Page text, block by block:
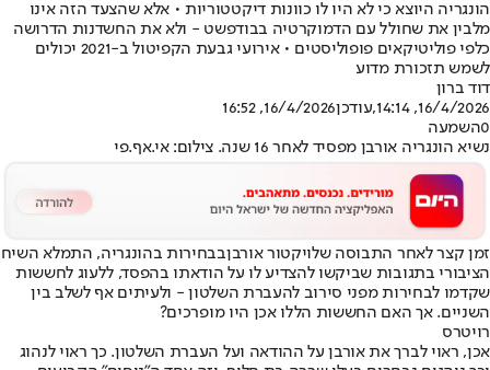
הונגריה היוצא כי לא היו לו כוונות דיקטטוריות • אלא שהצעד הזה אינו
מלבין את שחולל עם הדמוקרטיה בבודפשט - ולא את החשדנות הדרושה
כלפי פוליטיקאים פופוליסטים • אירועי גבעת הקפיטול ב-2021 יכולים
לשמש תזכורת מדוע
דוד ברון
16/4/2026, 14:14
,עודכן16/4/2026, 16:52
0השמעה
נשיא הונגריה אורבן מפסיד לאחר 16 שנה. צילום: אי.אף.פי
זמן קצר לאחר התבוסה שלויקטור אורבןבבחירות בהונגריה, התמלא השיח
הציבורי בתגובות שביקשו להצדיע לו על הודאתו בהפסד, ללעוג לחששות
שקדמו לבחירות מפני סירוב להעברת השלטון - ולעיתים אף לשלב בין
השניים. אך האם החששות הללו אכן היו מופרכים?
רויטרס
אכן, ראוי לברך את אורבן על ההודאה ועל העברת השלטון. כך ראוי לנהוג